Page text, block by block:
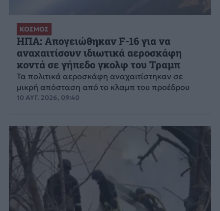
ΚΟΣΜΟΣ
ΗΠΑ: Απογειώθηκαν F-16 για να
αναχαιτίσουν ιδιωτικά αεροσκάφη
κοντά σε γήπεδο γκολφ του Τραμπ
Τα πολιτικά αεροσκάφη αναχαιτίστηκαν σε
μικρή απόσταση από το κλαμπ του προέδρου
10 ΑΥΓ. 2026, 09:40